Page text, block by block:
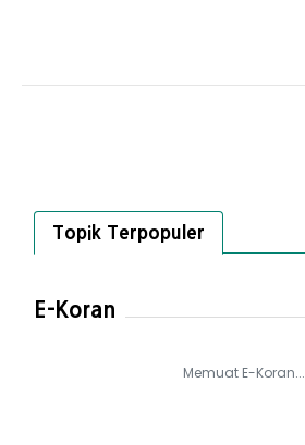
Topik Terpopuler
E-Koran
Memuat E-Koran...